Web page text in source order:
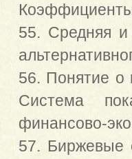
55. Средняя
56. Понятие о
Система
финансово-
57. Биржевые